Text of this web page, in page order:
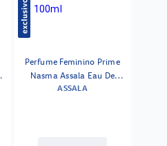
Perfume Feminino Prime
Nasma Assala Eau De
Parfum 100ml
ASSALA